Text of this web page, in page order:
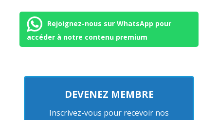
Rejoignez-nous sur WhatsApp pour
accéder à notre contenu premium
DEVENEZ MEMBRE
Inscrivez-vous pour recevoir nos